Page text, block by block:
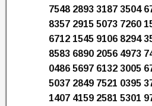
7548 2893 3187 3504
8357 2915 5073 7260
6712 1545 9106 8294
8583 6890 2056 4973
0486 5697 6132 3005
5037 2849 7521 0395
1407 4159 2581 5301